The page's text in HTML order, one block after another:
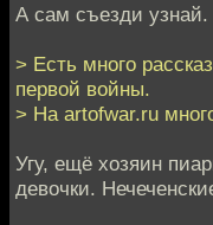
А сам съезди узнай.
> Есть много
первой войны.
> На artofwar.ru
Угу, ещё хозяин
девочки.